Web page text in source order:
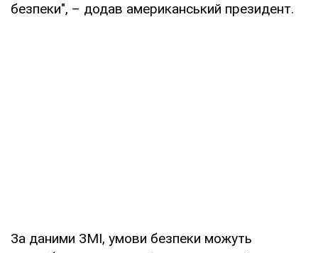
безпеки", – додав американський президент.
За даними ЗМІ, умови безпеки можуть